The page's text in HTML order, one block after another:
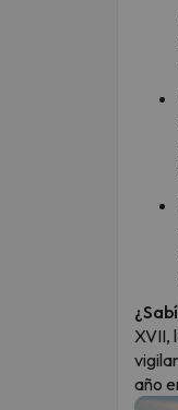
XVII,
año